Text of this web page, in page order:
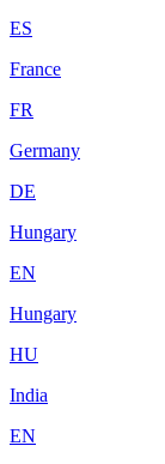
ES
France
FR
Germany
DE
Hungary
EN
Hungary
HU
India
EN